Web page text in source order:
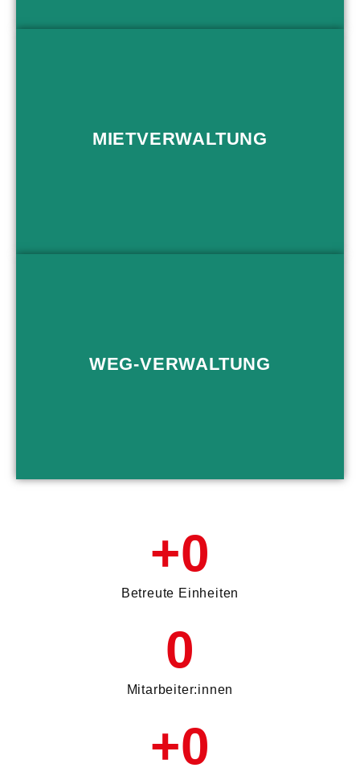
MIETVERWALTUNG
WEG-VERWALTUNG
WEG-Verwaltung
für mittlere und große
Eigentümer­gemeinschaften.
Betreute Einheiten
+0
Mitarbeiter:innen
0
+0